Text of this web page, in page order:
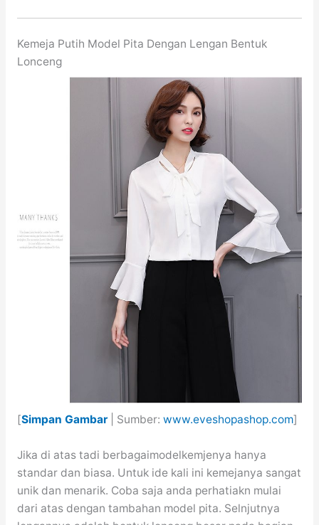
Kemeja Putih Model Pita Dengan Lengan Bentuk
Lonceng
[Simpan Gambar| Sumber: www.eveshopashop.com]
Jika di atas tadi berbagaimodelkemjenya hanya
standar dan biasa. Untuk ide kali ini kemejanya sangat
unik dan menarik. Coba saja anda perhatiakn mulai
dari atas dengan tambahan model pita. Selnjutnya